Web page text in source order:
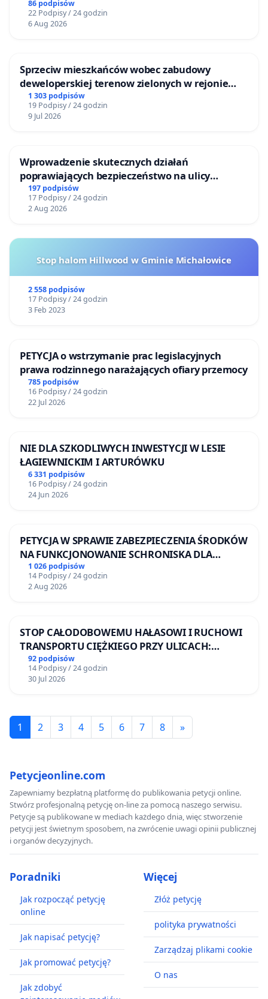
86 podpisów
22 Podpisy / 24 godzin
6 Aug 2026
Sprzeciw mieszkańców wobec zabudowy
deweloperskiej terenow zielonych w rejonie
Bulwarów Straceńskich w Bielsku-Białej
1 303 podpisów
19 Podpisy / 24 godzin
9 Jul 2026
Wprowadzenie skutecznych działań
poprawiających bezpieczeństwo na ulicy
Żeromskiego w Otwocku
197 podpisów
17 Podpisy / 24 godzin
2 Aug 2026
Stop halom Hillwood w Gminie Michałowice
2 558 podpisów
17 Podpisy / 24 godzin
3 Feb 2023
PETYCJA o wstrzymanie prac legislacyjnych
prawa rodzinnego narażających ofiary przemocy
785 podpisów
16 Podpisy / 24 godzin
22 Jul 2026
NIE DLA SZKODLIWYCH INWESTYCJI W LESIE
ŁAGIEWNICKIM I ARTURÓWKU
6 331 podpisów
16 Podpisy / 24 godzin
24 Jun 2026
PETYCJA W SPRAWIE ZABEZPIECZENIA ŚRODKÓW
NA FUNKCJONOWANIE SCHRONISKA DLA
BEZDOMNYCH ZWIERZĄT W SKARYSZEWIE
1 026 podpisów
14 Podpisy / 24 godzin
2 Aug 2026
STOP CAŁODOBOWEMU HAŁASOWI I RUCHOWI
TRANSPORTU CIĘŻKIEGO PRZY ULICACH:
DRUCKIEGO-LUBECKIEGO, STALMACHA I
RUGIAŃSKIEJ
92 podpisów
14 Podpisy / 24 godzin
30 Jul 2026
1 2 3 4 5 6 7 8 »
Petycjeonline.com
Zapewniamy bezpłatną platformę do publikowania petycji online.
Stwórz profesjonalną petycję on-line za pomocą naszego serwisu.
Petycje są publikowane w mediach każdego dnia, więc stworzenie
petycji jest świetnym sposobem, na zwrócenie uwagi opinii publicznej
i organów decyzyjnych.
Poradniki
Jak rozpocząć petycję
online
Jak napisać petycję?
Jak promować petycję?
Jak zdobyć
Więcej
Złóż petycję
polityka prywatności
Zarządzaj plikami cookie
O nas